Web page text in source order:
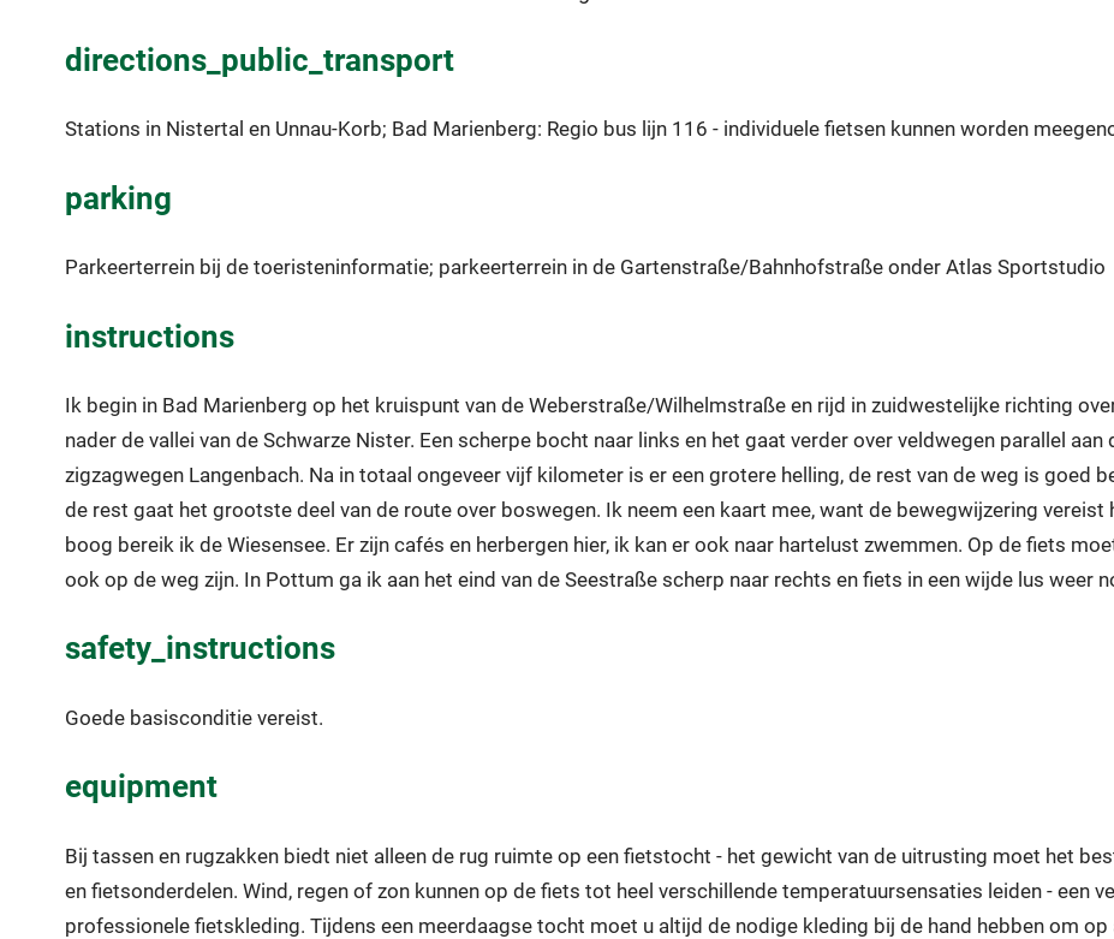
directions_public_transport
Stations in Nistertal en Unnau-Korb; Bad Marienberg: Regio bus lijn 116 - individuele fietsen kunnen worden
parking
Parkeerterrein bij de toeristeninformatie; parkeerterrein in de Gartenstraße/Bahnhofstraße onder Atlas Sportstudio
instructions
Ik begin in Bad Marienberg op het kruispunt van de Weberstraße/Wilhelmstraße en rijd in zuidwestelijke richting
nader de vallei van de Schwarze Nister. Een scherpe bocht naar links en het gaat verder over veldwegen parallel
zigzagwegen Langenbach. Na in totaal ongeveer vijf kilometer is er een grotere helling, de rest van de weg is goed
de rest gaat het grootste deel van de route over boswegen. Ik neem een kaart mee, want de bewegwijzering
boog bereik ik de Wiesensee. Er zijn cafés en herbergen hier, ik kan er ook naar hartelust zwemmen. Op de fiets
ook op de weg zijn. In Pottum ga ik aan het eind van de Seestraße scherp naar rechts en fiets in een wijde lus weer
safety_instructions
Goede basisconditie vereist.
equipment
Bij tassen en rugzakken biedt niet alleen de rug ruimte op een fietstocht - het gewicht van de uitrusting moet het
en fietsonderdelen. Wind, regen of zon kunnen op de fiets tot heel verschillende temperatuursensaties leiden - een
professionele fietskleding. Tijdens een meerdaagse tocht moet u altijd de nodige kleding bij de hand hebben om